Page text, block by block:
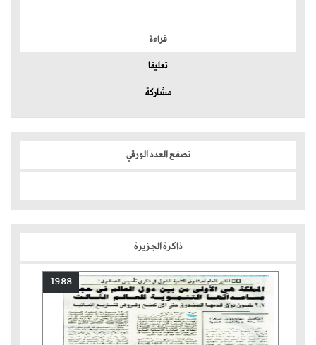
قراءة
تعليقا
مشاركة
تصفح العدد الورقي
ذاكرة الجزيرة
1988